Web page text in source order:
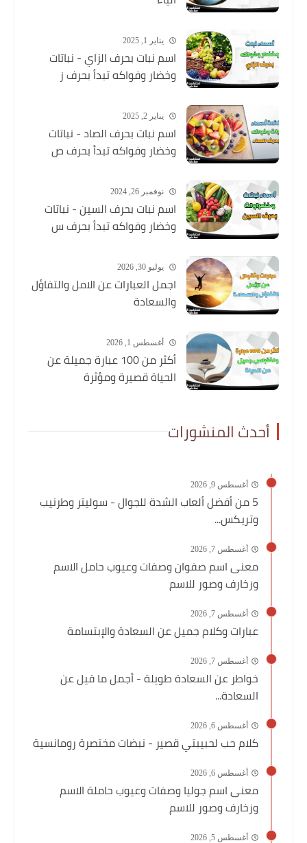
يناير 1, 2025
اسم نبات بحرف الزاي - نباتات
وخضار وفواكه تبدأ بحرف ز
يناير 2, 2025
اسم نبات بحرف الصاد - نباتات
وخضار وفواكه تبدأ بحرف ص
نوفمبر 26, 2024
اسم نبات بحرف السين - نباتات
وخضار وفواكه تبدأ بحرف س
يوليو 30, 2026
اجمل العبارات عن الامل والتفاؤل
والسعادة
أغسطس 1, 2026
أكثر من 100 عبارة جميلة عن
الحياة قصيرة ومؤثرة
أحدث المنشورات
أغسطس 9, 2026
5 من أفضل ألعاب الشدة للجوال - سوليتر وطرنيب
وتريكس...
أغسطس 7, 2026
معنى اسم صفوان وصفات وعيوب حامل الاسم
وزخارف وصور للاسم
أغسطس 7, 2026
عبارات وكلام جميل عن السعادة والإبتسامة
أغسطس 7, 2026
خواطر عن السعادة طويلة - أجمل ما قيل عن
السعادة...
أغسطس 6, 2026
كلام حب لحبيبتي قصير - نبضات مختصرة رومانسية
أغسطس 6, 2026
معنى اسم جوليا وصفات وعيوب حاملة الاسم
وزخارف وصور للاسم
أغسطس 5, 2026